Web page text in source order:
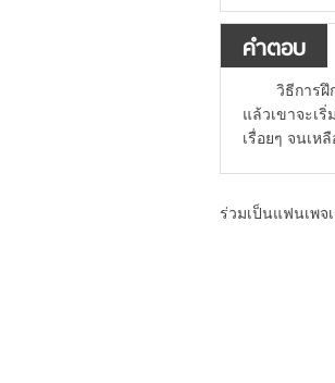
คำตอบ
วิธีการฝึ
แล้วเขาจะเ
เรื่อยๆ จนเห
ร่วมเป็นแฟนเพจ